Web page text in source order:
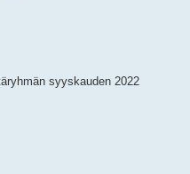
syyskauden 2022